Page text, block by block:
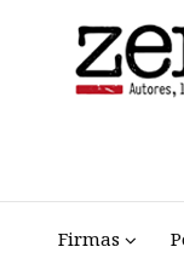
Firmas